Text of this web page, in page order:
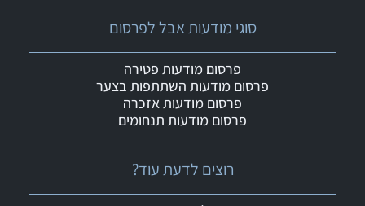
רוצים לדעת עוד?
סוגי מודעות אבל לפרסום
פרסום מודעות פטירה
פרסום מודעות השתתפות בצער
פרסום מודעות אזכרה
פרסום מודעות תנחומים